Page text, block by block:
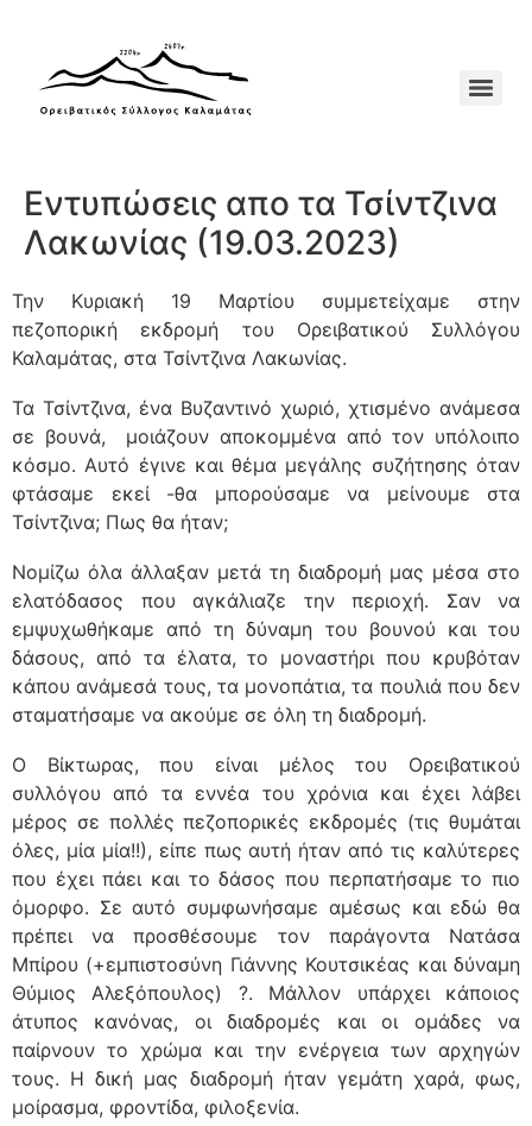
Εντυπώσεις απο τα Τσίντζινα
Λακωνίας (19.03.2023)
Την Κυριακή 19 Μαρτίου συμμετείχαμε στην
πεζοπορική εκδρομή του Ορειβατικού Συλλόγου
Καλαμάτας, στα Τσίντζινα Λακωνίας.
Τα Τσίντζινα, ένα Βυζαντινό χωριό, χτισμένο ανάμεσα
σε βουνά, μοιάζουν αποκομμένα από τον υπόλοιπο
κόσμο. Αυτό έγινε και θέμα μεγάλης συζήτησης όταν
φτάσαμε εκεί -θα μπορούσαμε να μείνουμε στα
Τσίντζινα; Πως θα ήταν;
Νομίζω όλα άλλαξαν μετά τη διαδρομή μας μέσα στο
ελατόδασος που αγκάλιαζε την περιοχή. Σαν να
εμψυχωθήκαμε από τη δύναμη του βουνού και του
δάσους, από τα έλατα, το μοναστήρι που κρυβόταν
κάπου ανάμεσά τους, τα μονοπάτια, τα πουλιά που δεν
σταματήσαμε να ακούμε σε όλη τη διαδρομή.
Ο Βίκτωρας, που είναι μέλος του Ορειβατικού
συλλόγου από τα εννέα του χρόνια και έχει λάβει
μέρος σε πολλές πεζοπορικές εκδρομές (τις θυμάται
όλες, μία μία!!), είπε πως αυτή ήταν από τις καλύτερες
που έχει πάει και το δάσος που περπατήσαμε το πιο
όμορφο. Σε αυτό συμφωνήσαμε αμέσως και εδώ θα
πρέπει να προσθέσουμε τον παράγοντα Νατάσα
Μπίρου (+εμπιστοσύνη Γιάννης Κουτσικέας και δύναμη
Θύμιος Αλεξόπουλος) ?. Μάλλον υπάρχει κάποιος
άτυπος κανόνας, οι διαδρομές και οι ομάδες να
παίρνουν το χρώμα και την ενέργεια των αρχηγών
τους. Η δική μας διαδρομή ήταν γεμάτη χαρά, φως,
μοίρασμα, φροντίδα, φιλοξενία.